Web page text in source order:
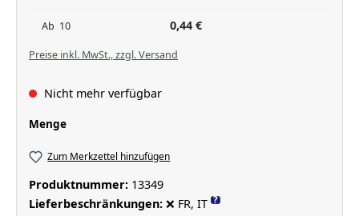
Ab 10 0,44 €
Preise inkl. MwSt., zzgl. Versand
Nicht mehr verfügbar
Mengeauswählen
Zum Merkzettel hinzufügen
Produktnummer: 13349
Lieferbeschränkungen: ❌ FR, IT ?